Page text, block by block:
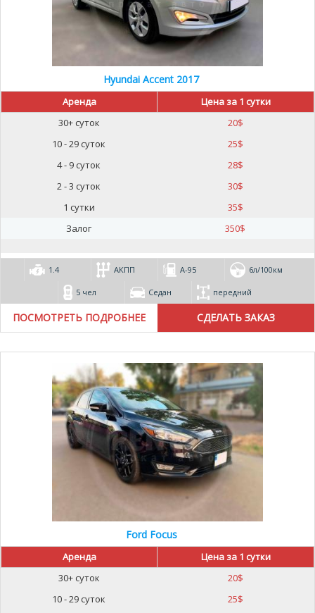
Hyundai Accent 2017
Аренда
Цена за 1 сутки
30+ суток
20$
10 - 29 суток
25$
4 - 9 суток
28$
2 - 3 суток
30$
1 сутки
35$
Залог
350$
1.4 АКПП А-95 6л/100км
5 чел Седан передний
ПОСМОТРЕТЬ ПОДРОБНЕЕ
Ford Focus
Аренда
Цена за 1 сутки
30+ суток
20$
10 - 29 суток
25$